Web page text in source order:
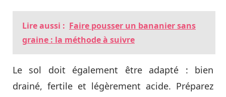
Lire aussi : Faire pousser un bananier sans
graine : la méthode à suivre
Le sol doit également être adapté : bien
drainé, fertile et légèrement acide. Préparez